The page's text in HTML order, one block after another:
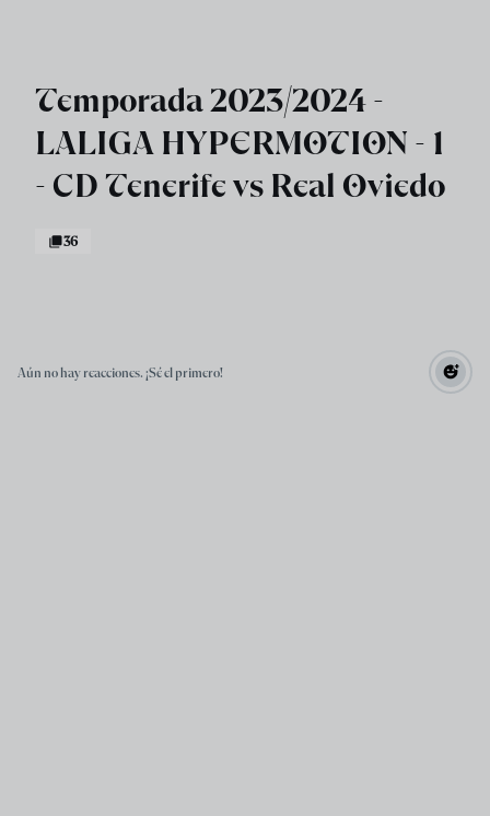
Temporada 2023/2024 -
LALIGA HYPERMOTION - 1
- CD Tenerife vs Real Oviedo
36
Aún no hay reacciones. ¡Sé el primero!